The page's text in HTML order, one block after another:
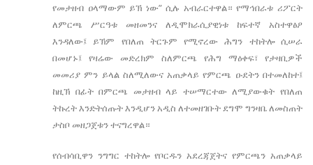
የመታዘብ ዐላማውም ይኽ ነው” ሲሉ አብራርተዋል። የማኅበራቱ ሪፖርት
ለምርጫ ሥርዓቱ መዘመንና ለዲሞክራሲያዊነቱ ከፍተኛ አስተዋፅዖ
እንዳለው፤ ይኽም የበለጠ ትርጉም የሚኖረው ሕግን ተከትሎ ሲሠራ
በመሆኑ፤ የዛሬው መድረክም ስለምርጫ የሕግ ማዕቀፍ፣ የታዛቢዎች
መመሪያ ምን ይላል ስለሚለውና አጠቃላይ የምርጫ ዑደትን በተመለከተ፤
ከዚኽ በፊት በምርጫ መታዘብ ላይ ተሠማርተው ለሚያውቁት የበለጠ
ትኩረት እንድትሰጡት እንዲሆን አዲስ ለተመዘገቡት ደግሞ ግንዛቤ ለመስጠት
ታስቦ መዘጋጀቱን ተናግረዋል።
የሰብሳቢዋን ንግግር ተከትሎ የቦርዱን አደረጃጀትና የምርጫን አጠቃላይ